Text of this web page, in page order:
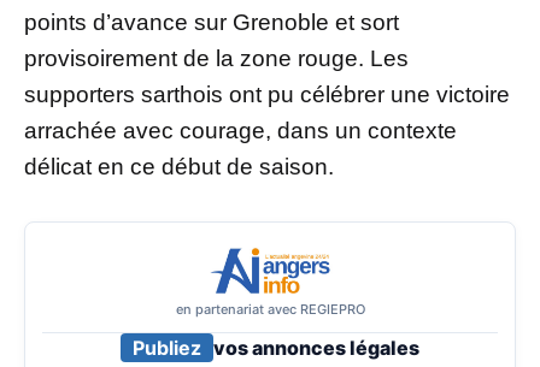
points d’avance sur Grenoble et sort
provisoirement de la zone rouge. Les
supporters sarthois ont pu célébrer une victoire
arrachée avec courage, dans un contexte
délicat en ce début de saison.
en partenariat avec REGIEPRO
Publiez vos annonces légales